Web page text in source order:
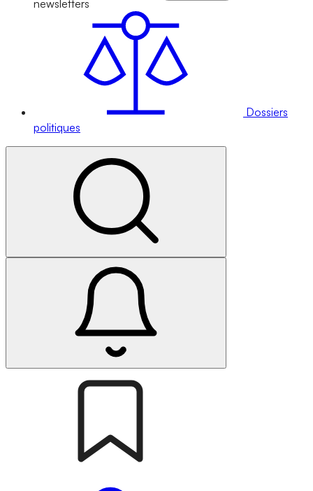
newsletters
Dossiers
politiques